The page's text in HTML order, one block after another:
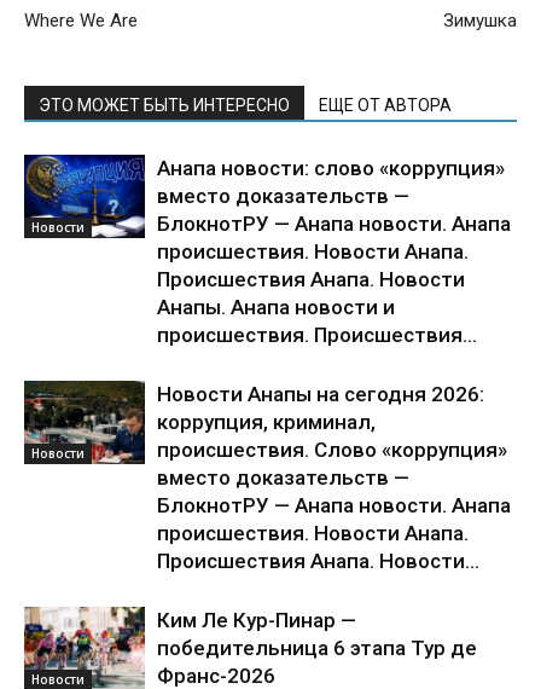
Where We Are Зимушка
ЭТО МОЖЕТ БЫТЬ ИНТЕРЕСНО ЕЩЕ ОТ АВТОРА
Новости
Анапа новости: слово «коррупция»
вместо доказательств —
БлокнотРУ — Анапа новости. Анапа
происшествия. Новости Анапа.
Происшествия Анапа. Новости
Анапы. Анапа новости и
происшествия. Происшествия...
Новости
Новости Анапы на сегодня 2026:
коррупция, криминал,
происшествия. Слово «коррупция»
вместо доказательств —
БлокнотРУ — Анапа новости. Анапа
происшествия. Новости Анапа.
Происшествия Анапа. Новости...
Новости
Ким Ле Кур-Пинар —
победительница 6 этапа Тур де
Франс-2026